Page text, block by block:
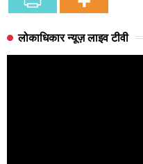
लोकाधिकार न्यूज़ लाइव टीवी